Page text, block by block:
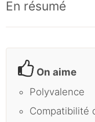
En résumé
On aime
Polyvalence
Compatibilité